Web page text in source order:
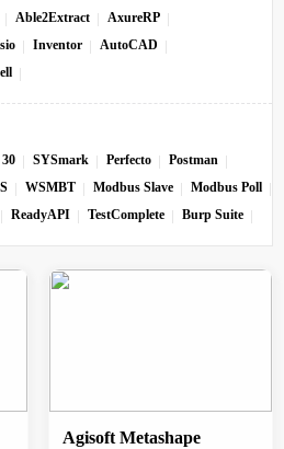
Able2Extract
AxureRP
Inventor
AutoCAD
SYSmark Perfecto
Postman
WSMBT Modbus Slave
Modbus Poll
ReadyAPI TestComplete Burp Suite
Agisoft Metashape